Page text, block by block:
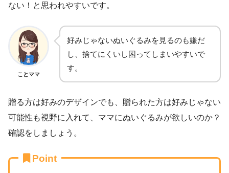
ない！と思われやすいです。
ことママ
好みじゃないぬいぐるみを見るのも嫌だ
し、捨てにくいし困ってしまいやすいで
す。
贈る方は好みのデザインでも、贈られた方は好みじゃない
可能性も視野に入れて、ママにぬいぐるみが欲しいのか？
確認をしましょう。
Point